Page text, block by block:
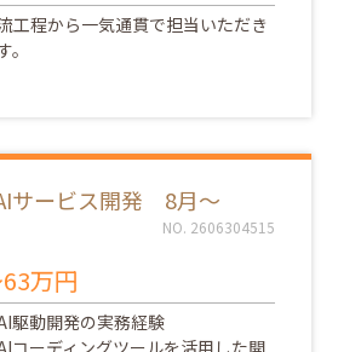
工程から一気通貫で担当いただき
。
サービス開発 8月～
NO. 2606304515
万円
駆動開発の実務経験
コーディングツールを活用した開